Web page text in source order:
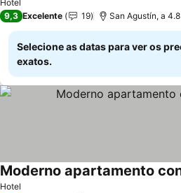
Hotel
9,3 Excelente 19 San Agustín, a
Selecione as datas para ver os
exatos.
Hotel
Moderno apartamento